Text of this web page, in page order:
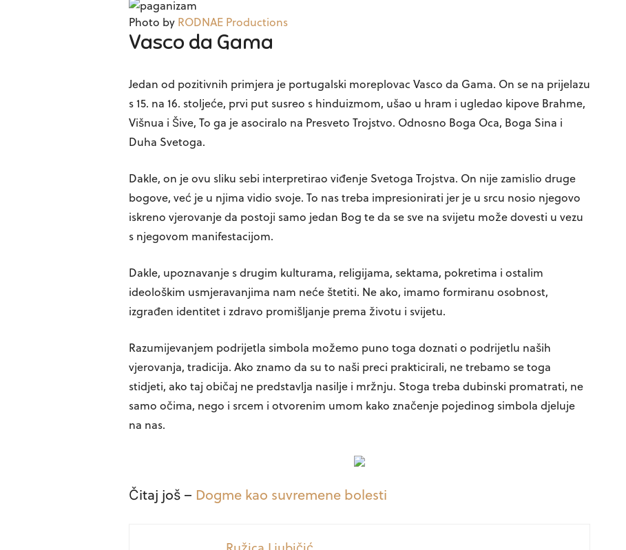
Photo by RODNAE Productions
Vasco da Gama
Jedan od pozitivnih primjera je portugalski moreplovac Vasco da Gama. On se na prijelazu
s 15. na 16. stoljeće, prvi put susreo s hinduizmom, ušao u hram i ugledao kipove Brahme,
Višnua i Šive, To ga je asociralo na Presveto Trojstvo. Odnosno Boga Oca, Boga Sina i
Duha Svetoga.
Dakle, on je ovu sliku sebi interpretirao viđenje Svetoga Trojstva. On nije zamislio druge
bogove, već je u njima vidio svoje. To nas treba impresionirati jer je u srcu nosio njegovo
iskreno vjerovanje da postoji samo jedan Bog te da se sve na svijetu može dovesti u vezu
s njegovom manifestacijom.
Dakle, upoznavanje s drugim kulturama, religijama, sektama, pokretima i ostalim
ideološkim usmjeravanjima nam neće štetiti. Ne ako, imamo formiranu osobnost,
izgrađen identitet i zdravo promišljanje prema životu i svijetu.
Razumijevanjem podrijetla simbola možemo puno toga doznati o podrijetlu naših
vjerovanja, tradicija. Ako znamo da su to naši preci prakticirali, ne trebamo se toga
stidjeti, ako taj običaj ne predstavlja nasilje i mržnju. Stoga treba dubinski promatrati, ne
samo očima, nego i srcem i otvorenim umom kako značenje pojedinog simbola djeluje
na nas.
Čitaj još – Dogme kao suvremene bolesti